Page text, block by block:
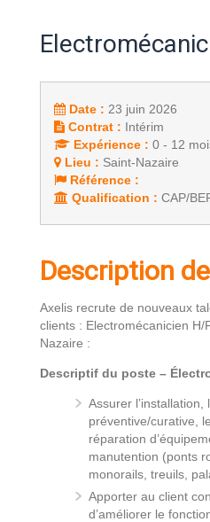
Date : 23 juin 2026
Contrat : Intérim
Expérience : 0 - 12
Lieu : Saint-Nazaire
Référence :
Qualification : CAP/
Description
Axelis recrute de nouveaux
clients : Electromécanicien
Nazaire :
Descriptif du poste –
Assurer l’installation,
préventive/curative,
réparation
manutention (ponts
monorails, treuils,
Apporter au client
d’améliorer le